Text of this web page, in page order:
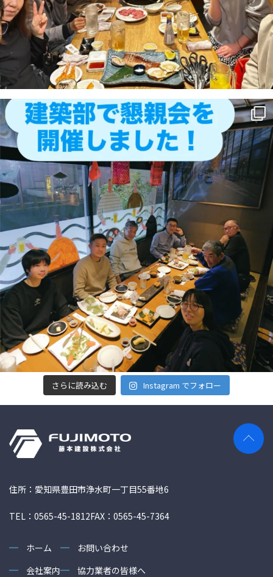
さらに読み込む Instagram でフォロー
住所：愛知県豊田市浄水町一丁目55番地6
TEL：0565-45-1812FAX：0565-45-7364
ホーム
会社案内
お問い合わせ
協力業者の皆様へ